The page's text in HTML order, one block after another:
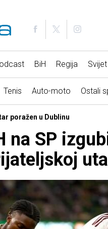
BiH Regija Svijet
Tenis Auto-moto Ostali
poražen u Dublinu
na SP